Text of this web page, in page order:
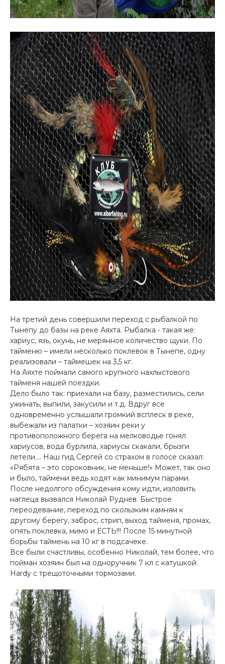
На третий день совершили переход с рыбалкой по
Тынепу до базы на реке Аяхта. Рыбалка - такая же:
хариус, язь, окунь, не мерянное количество щуки. По
тайменю – имели несколько поклевок в Тынепе, одну
реализовали – таймешек на 3,5 кг.
На Аяхте поймали самого крупного нахлыстового
тайменя нашей поездки.
Дело было так: приехали на базу, разместились, сели
ужинать, выпили, закусили и т.д. Вдруг все
одновременно услышали громкий всплеск в реке,
выбежали из палатки – хозяин реки у
противоположного берега на мелководье гонял
хариусов, вода бурлила, хариусы скакали, брызги
летели…. Наш гид Сергей со страхом в голосе сказал:
«Рябята – это сороковник, не меньше!» Может, так оно
и было, таймени ведь ходят как минимум парами.
После недолгого обсуждения кому идти, изловить
наглеца вызвался Николай Руднев. Быстрое
переодевание, переход по скользким камням к
другому берегу, заброс, стрип, выход тайменя, промах,
опять поклевка, мимо и ЕСТЬ!!! После 15 минутной
борьбы таймень на 10 кг в подсачеке.
Все были счастливы, особенно Николай, тем более, что
пойман хозяин был на одноручник 7 кл с катушкой
Hardy с трещоточными тормозами.